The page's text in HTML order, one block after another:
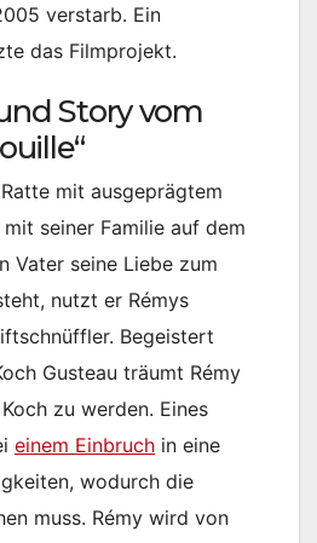
verstarb. Ein
das Filmprojekt.
Story vom
mit ausgeprägtem
seiner Familie auf dem
Vater seine Liebe zum
nutzt er Rémys
Begeistert
Gusteau träumt Rémy
zu werden. Eines
einem Einbruch in eine
wodurch die
muss. Rémy wird von